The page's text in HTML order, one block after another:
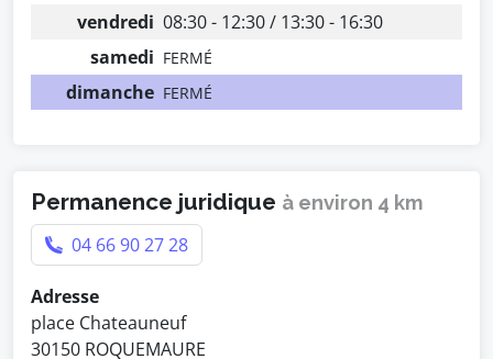
vendredi 08:30 - 12:30 / 13:30 - 16:30
samedi FERMÉ
dimanche FERMÉ
Permanence juridique à environ 4 km
04 66 90 27 28
Adresse
place Chateauneuf
30150 ROQUEMAURE